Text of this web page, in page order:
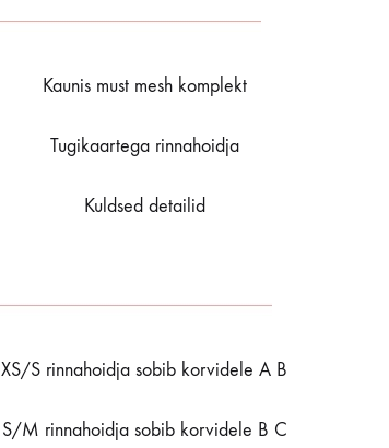
Kaunis must mesh komplekt
Tugikaartega rinnahoidja
Kuldsed detailid
XS/S rinnahoidja sobib korvidele A B
S/M rinnahoidja sobib korvidele B C